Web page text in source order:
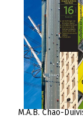
M.A.B. Chao-